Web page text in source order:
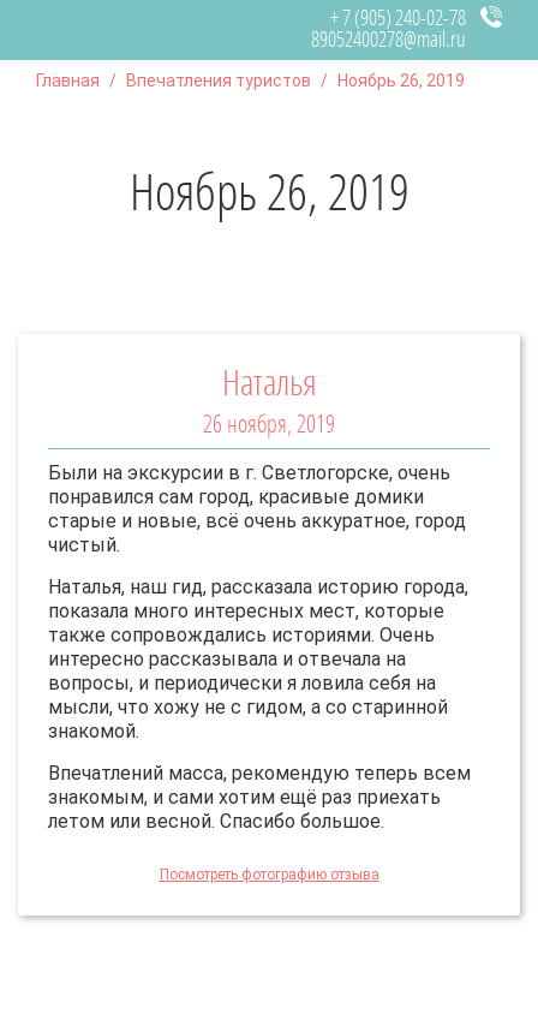
+ 7 (905) 240-02-78
89052400278@mail.ru
Главная Впечатления туристов Ноябрь 26, 2019
Ноябрь 26, 2019
Наталья
26 ноября, 2019
Были на экскурсии в г. Светлогорске, очень
понравился сам город, красивые домики
старые и новые, всё очень аккуратное, город
чистый.
Наталья, наш гид, рассказала историю города,
показала много интересных мест, которые
также сопровождались историями. Очень
интересно рассказывала и отвечала на
вопросы, и периодически я ловила себя на
мысли, что хожу не с гидом, а со старинной
знакомой.
Впечатлений масса, рекомендую теперь всем
знакомым, и сами хотим ещё раз приехать
летом или весной. Спасибо большое.
Посмотреть фотографию отзыва